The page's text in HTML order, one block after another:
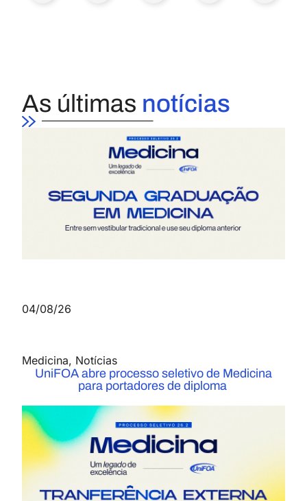
As últimas notícias
04/08/26
Medicina, Notícias
UniFOA abre processo seletivo de Medicina
para portadores de diploma